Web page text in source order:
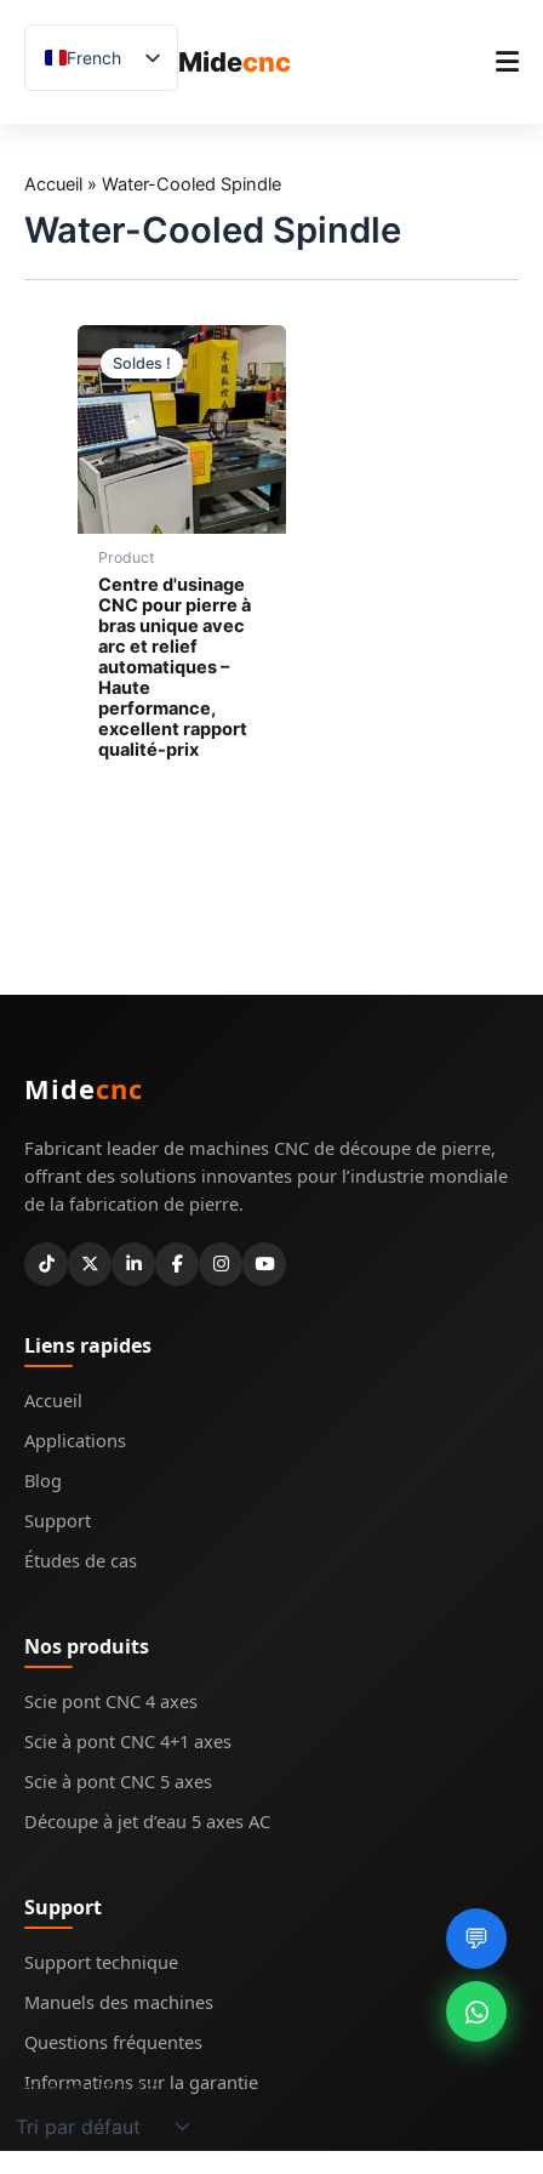
Midecnc
Produit
Applications
Études de cas
Support
French
English
Vietnamese
German
Japanese
Russian
Uzbek
Polish
Hindi
💬
Accueil » Water-Cooled Spindle
Water-Cooled Spindle
Voici le seul résultat
Soldes !
Product
Centre d'usinage
CNC pour pierre à
bras unique avec
arc et relief
automatiques –
Haute
performance,
excellent rapport
qualité-prix
Midecnc
Fabricant leader de machines CNC de découpe de pierre,
offrant des solutions innovantes pour l’industrie mondiale
de la fabrication de pierre.
Liens rapides
Accueil
Applications
Blog
Support
Études de cas
Nos produits
Scie pont CNC 4 axes
Scie à pont CNC 4+1 axes
Scie à pont CNC 5 axes
Découpe à jet d’eau 5 axes AC
Support
Support technique
Manuels des machines
Questions fréquentes
Informations sur la garantie